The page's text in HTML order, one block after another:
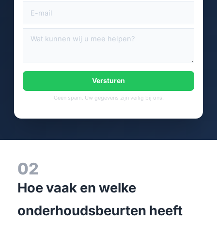
Versturen
Geen spam. Uw gegevens zijn veilig bij ons.
02
Hoe vaak en welke
onderhoudsbeurten heeft